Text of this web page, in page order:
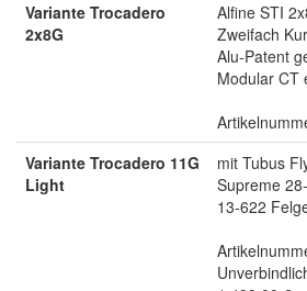
Variante Trocadero
2x8G
Alfine STI
Zweifach
Alu-Patent
Modular CT
Variante Trocadero 11G
Light
mit Tubus
Supreme
13-622